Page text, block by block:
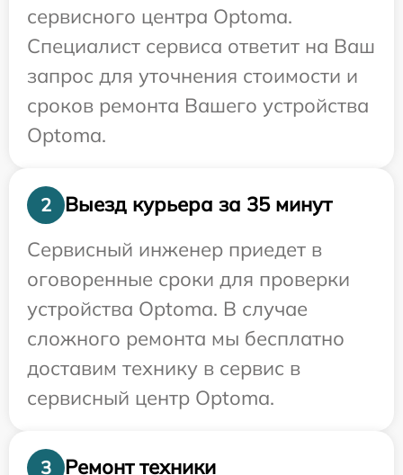
сервисного центра Optoma.
Специалист сервиса ответит на Ваш
запрос для уточнения стоимости и
сроков ремонта Вашего устройства
Optoma.
2
Выезд курьера за 35 минут
Сервисный инженер приедет в
оговоренные сроки для проверки
устройства Optoma. В случае
сложного ремонта мы бесплатно
доставим технику в сервис в
сервисный центр Optoma.
3 Ремонт техники